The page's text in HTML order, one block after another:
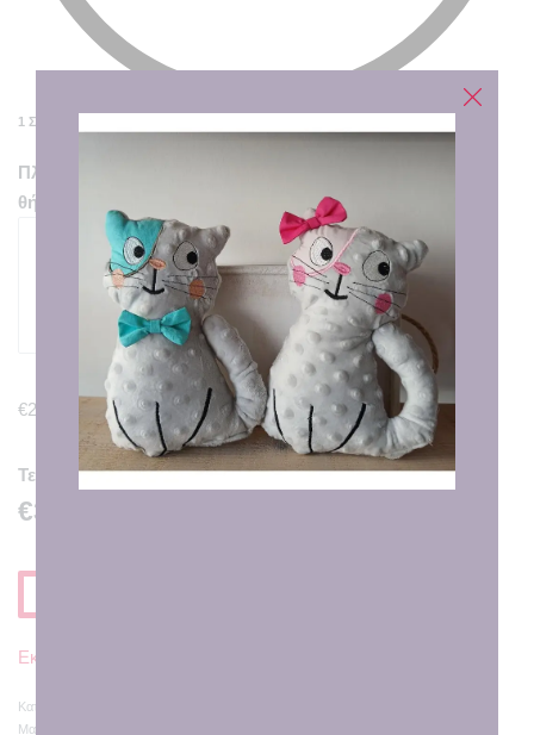
1 ΣΕ ΑΠΌΘΕΜΑ
Πληκτρολογήστε το όνομα που θέλετε να κεντηθεί στη
θήκη βιβλιαρίου.
50 characters remaining
€2.00
Τελική Τιμή
€30.00
Εκτιμώμενη Παράδοση σε
Κατηγορίες:
Μαξιλάρια